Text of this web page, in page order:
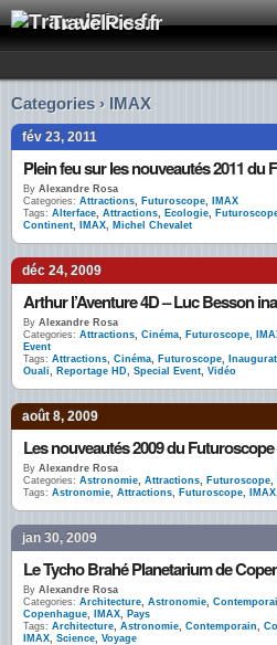
TravelPics.fr
Categories › IMAX
fév 23, 2011
By Alexandre Rosa
Categories: Attractions, Futuroscope,
IMAX
Tags: Alterface, Attractions, Ecologie,
Continent, IMAX, Michel Chevalet
déc 24, 2009
By Alexandre Rosa
Categories: Attractions, Cinéma, Futuroscope,
Event
Tags: Attractions, Cinéma, Futuroscope,
Ouali, Reportage HD, Special Event, Vidéo
août 8, 2009
Les nouveautés 2009 du
By Alexandre Rosa
Categories: Astronomie, Attractions, Futuroscope,
Tags: Astronomie, Attractions, Futuroscope, IMAX,
jan 30, 2009
Le Tycho Brahé Planetarium de
By Alexandre Rosa
Categories: Architecture, Astronomie,
Copenhague, IMAX, Pays
Tags: Architecture, Astronomie, Contemporain,
IMAX, Science, Voyage